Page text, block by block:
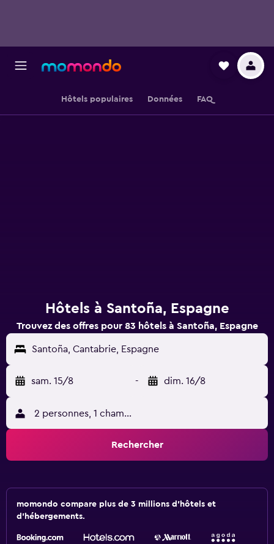
Hôtels populaires Données FAQ
Hôtels à Santoña, Espagne
Trouvez des offres pour 83 hôtels à Santoña, Espagne
Santoña, Cantabrie, Espagne
sam. 15/8 - dim. 16/8
2 personnes, 1 chambre
Rechercher
momondo compare plus de 3 millions d'hôtels et
d'hébergements.